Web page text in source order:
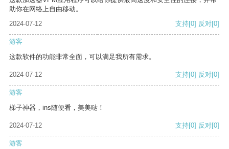
助你在网络上自由移动。
2024-07-12
支持[0] 反对[0]
游客
这款软件的功能非常全面，可以满足我所有需求。
2024-07-12 支持[0] 反对[0]
游客
梯子神器，ins随便看，美美哒！
2024-07-12 支持[0] 反对[0]
游客